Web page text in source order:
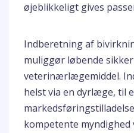
øjeblikkeligt gives
Indberetning af
muliggør løbende
veterinærlægemiddel.
helst via en dyrlæge, til
kompetente myndighed